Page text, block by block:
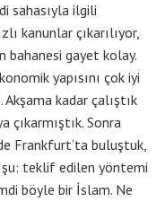
sahasıyla ilgili
kanunlar çıkarılıyor,
bahanesi gayet kolay.
yapısını çok iyi
kadar çalıştık
Sonra
Frankfurt’ta buluştuk,
şu: teklif edilen yöntemi
böyle bir İslam. Ne